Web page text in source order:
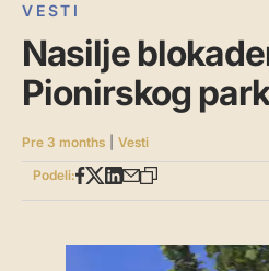
VESTI
Nasilje
Pionirskog
Pre 3 months Vesti
Podeli: